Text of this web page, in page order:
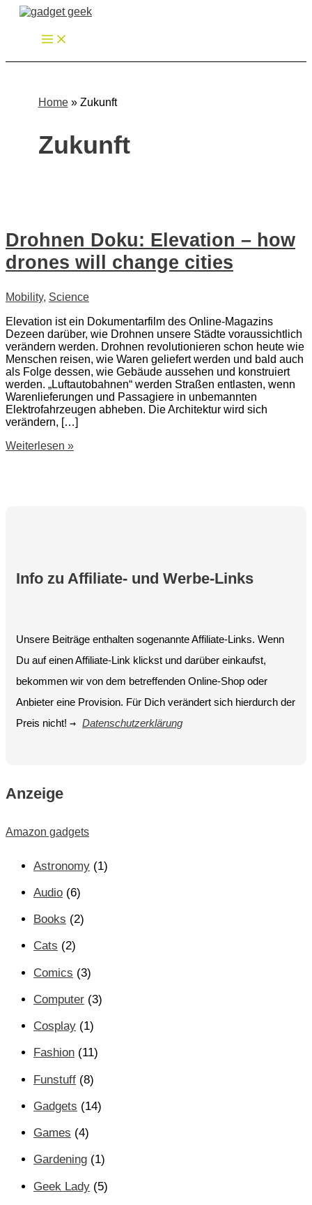
Zum
springen
Home» Zukunft
Zukunft
Drohnen Doku: Elevation – how
drones will change cities
Mobility, Science
Elevation ist ein Dokumentarfilm des Online-Magazins
Dezeen darüber, wie Drohnen unsere Städte voraussichtlich
verändern werden. Drohnen revolutionieren schon heute wie
Menschen reisen, wie Waren geliefert werden und bald auch
als Folge dessen, wie Gebäude aussehen und konstruiert
werden. „Luftautobahnen“ werden Straßen entlasten, wenn
Warenlieferungen und Passagiere in unbemannten
Elektrofahrzeugen abheben. Die Architektur wird sich
verändern, […]
Drohnen
Weiterlesen »
Info zu Affiliate- und Werbe-Links
Unsere Beiträge enthalten sogenannte Affiliate-Links. Wenn
Du auf einen Affiliate-Link klickst und darüber einkaufst,
bekommen wir von dem betreffenden Online-Shop oder
Anbieter eine Provision. Für Dich verändert sich hierdurch der
Preis nicht! → Datenschutzerklärung
Anzeige
Amazon gadgets
Astronomy (1)
Audio (6)
Books (2)
Cats (2)
Comics (3)
Computer (3)
Cosplay (1)
Fashion (11)
Funstuff (8)
Gadgets (14)
Games (4)
Gardening (1)
Geek Lady (5)